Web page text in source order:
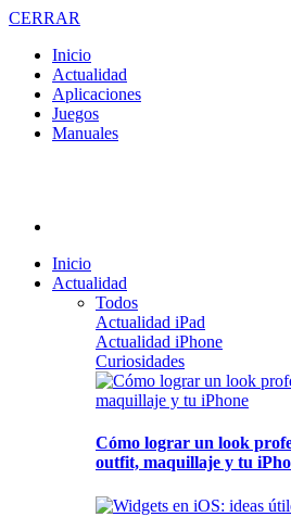
CERRAR
Inicio
Actualidad
Aplicaciones
Juegos
Manuales
Inicio
Actualidad
Todos
Actualidad iPad
Actualidad iPhone
Curiosidades
Cómo lograr un look
outfit, maquillaje y tu